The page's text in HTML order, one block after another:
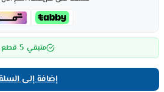
متبقي 5 قطع
إضافة إلى